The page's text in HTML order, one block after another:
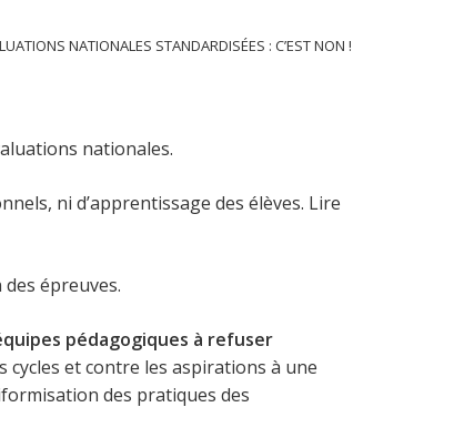
NATIONALES STANDARDISÉES : C’EST NON !
nationales.
ni d’apprentissage des élèves. Lire
épreuves.
pédagogiques à refuser
et contre les aspirations à une
des pratiques des